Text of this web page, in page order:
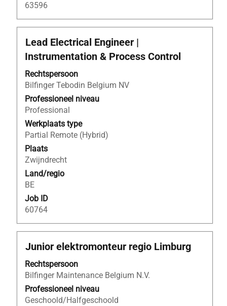
63596
Titel
Lead Electrical Engineer |
Instrumentation & Process Control
Rechtspersoon
Bilfinger Tebodin Belgium NV
Professioneel niveau
Professional
Werkplaats type
Partial Remote (Hybrid)
Plaats
Zwijndrecht
Land/regio
BE
Job ID
60764
Selecteer
deze
spatiebalk
om
de
volledige
inhoud
van
de
functiegegevens
weer
te
geven.
Titel
Junior elektromonteur regio Limburg
Rechtspersoon
Bilfinger Maintenance Belgium N.V.
Professioneel niveau
Geschoold/Halfgeschoold
Selecteer
spatiebalk
om
de
volledige